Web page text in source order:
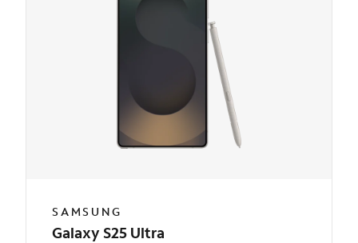
SAMSUNG
Galaxy S25 Ultra